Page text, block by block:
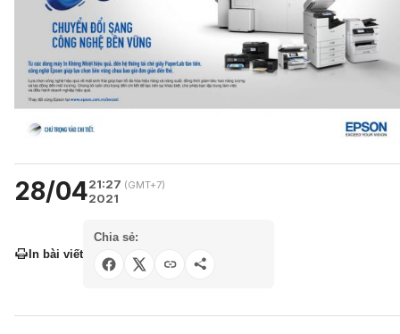
28/0421:27 (GMT+7)
2021
In bài viết
Chia sẻ: